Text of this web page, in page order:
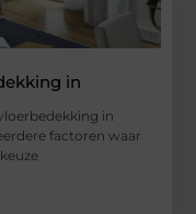
in
in
factoren waar